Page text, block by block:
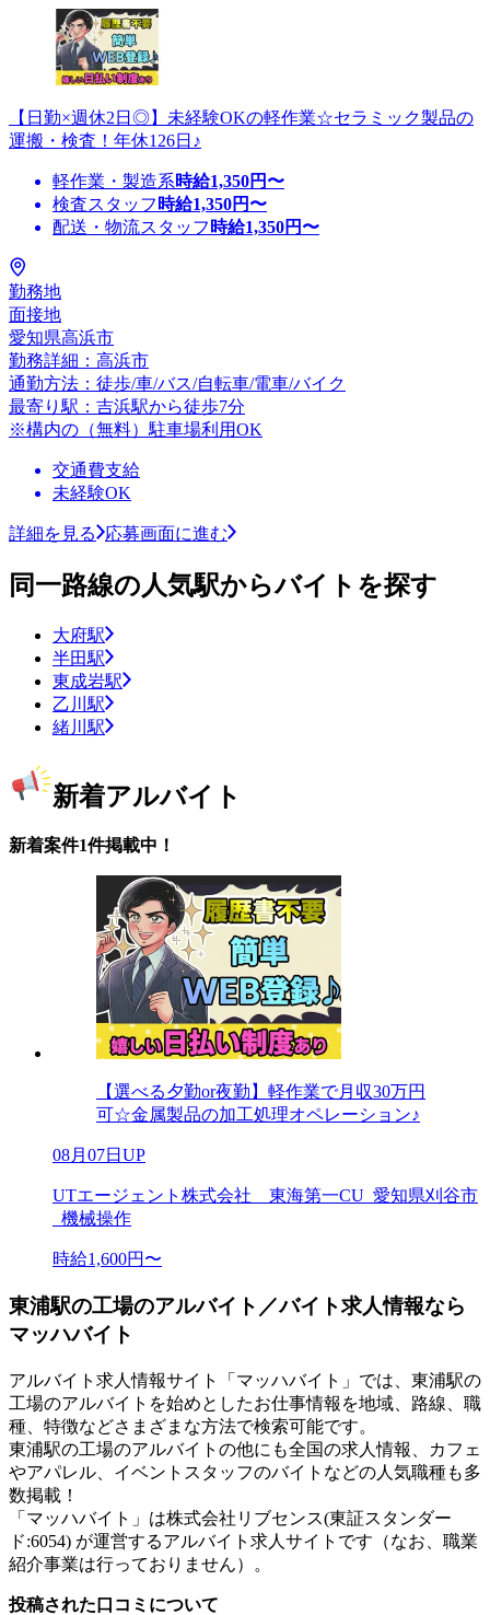
【日勤×週休2日◎】未経験OKの軽作業☆セラミック製品の
運搬・検査！年休126日♪
軽作業・製造系時給1,350円〜
検査スタッフ 時給1,350円〜
配送・物流スタッフ 時給1,350円〜
勤務地
面接地
愛知県高浜市
勤務詳細：高浜市
通勤方法：徒歩/車/バス/自転車/電車/バイク
最寄り駅：吉浜駅から徒歩7分
※構内の（無料）駐車場利用OK
交通費支給
未経験OK
詳細を見る 応募画面に進む
同一路線の人気駅からバイトを探す
大府駅
半田駅
東成岩駅
乙川駅
緒川駅
新着アルバイト
新着案件1件掲載中！
【選べる夕勤or夜勤】軽作業で月収30万円
可☆金属製品の加工処理オペレーション♪
08月07日UP
UTエージェント株式会社 東海第一CU_愛知県刈谷市
_機械操作
時給1,600円〜
東浦駅の工場のアルバイト／バイト求人情報なら
マッハバイト
アルバイト求人情報サイト「マッハバイト」では、東浦駅の
工場のアルバイトを始めとしたお仕事情報を地域、路線、職
種、特徴などさまざまな方法で検索可能です。
東浦駅の工場のアルバイトの他にも全国の求人情報、カフェ
やアパレル、イベントスタッフのバイトなどの人気職種も多
数掲載！
「マッハバイト」は株式会社リブセンス(東証スタンダー
ド:6054) が運営するアルバイト求人サイトです（なお、職業
紹介事業は行っておりません）。
投稿された口コミについて